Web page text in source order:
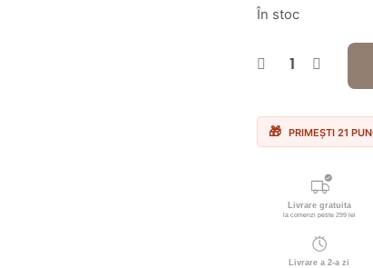
În stoc
PRIMEȘTI 21